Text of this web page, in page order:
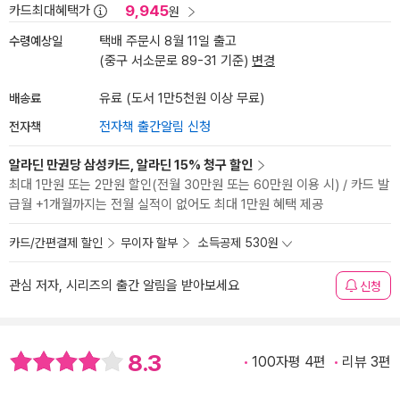
카드최대혜택가 9,945원
수령예상일
택배 주문시 8월 11일 출고
(중구 서소문로 89-31 기준) 변경
배송료 유료 (도서 1만5천원 이상 무료)
전자책 전자책 출간알림 신청
알라딘 만권당 삼성카드, 알라딘 15% 청구 할인
최대 1만원 또는 2만원 할인(전월 30만원 또는 60만원 이용 시) / 카드 발
급월 +1개월까지는 전월 실적이 없어도 최대 1만원 혜택 제공
카드/간편결제 할인 무이자 할부 소득공제 530원
관심 저자, 시리즈의 출간 알림을 받아보세요 신청
8.3 100자평 4편 리뷰 3편